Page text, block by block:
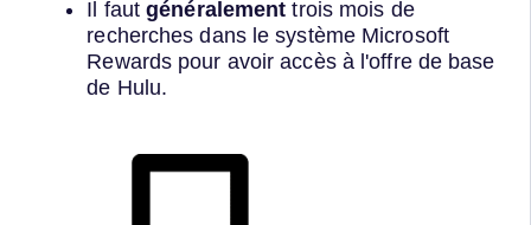
Il fautgénéralement trois mois de
recherches dans le système Microsoft
Rewards pour avoir accès à l'offre de base
de Hulu.